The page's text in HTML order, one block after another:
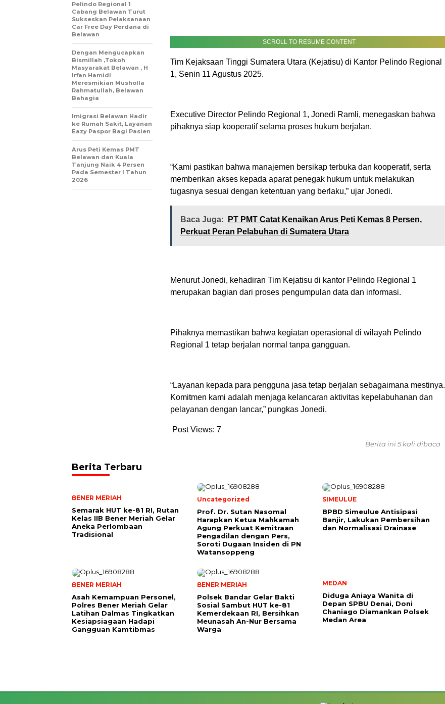
SCROLL TO RESUME CONTENT
Tim Kejaksaan Tinggi Sumatera Utara (Kejatisu) di Kantor Pelindo Regional
1, Senin 11 Agustus 2025.
Executive Director Pelindo Regional 1, Jonedi Ramli, menegaskan bahwa
pihaknya siap kooperatif selama proses hukum berjalan.
“Kami pastikan bahwa manajemen bersikap terbuka dan kooperatif, serta
memberikan akses kepada aparat penegak hukum untuk melakukan
tugasnya sesuai dengan ketentuan yang berlaku,” ujar Jonedi.
Baca Juga:
PT PMT Catat Kenaikan Arus Peti Kemas 8 Persen,
Perkuat Peran Pelabuhan di Sumatera Utara
Menurut Jonedi, kehadiran Tim Kejatisu di kantor Pelindo Regional 1
merupakan bagian dari proses pengumpulan data dan informasi.
Pihaknya memastikan bahwa kegiatan operasional di wilayah Pelindo
Regional 1 tetap berjalan normal tanpa gangguan.
“Layanan kepada para pengguna jasa tetap berjalan sebagaimana mestinya.
Komitmen kami adalah menjaga kelancaran aktivitas kepelabuhanan dan
pelayanan dengan lancar,” pungkas Jonedi.
Post Views: 7
Pelindo Regional 1
Cabang Belawan Turut
Sukseskan Pelaksanaan
Car Free Day Perdana di
Belawan
Dengan Mengucapkan
Bismillah ,Tokoh
Masyarakat Belawan , H
Irfan Hamidi
Meresmikian Musholla
Rahmatullah, Belawan
Bahagia
Imigrasi Belawan Hadir
ke Rumah Sakit, Layanan
Eazy Paspor Bagi Pasien
Arus Peti Kemas PMT
Belawan dan Kuala
Tanjung Naik 4 Persen
Pada Semester I Tahun
2026
Berita ini 5 kali dibaca
Berita Terbaru
BENER MERIAH
Semarak HUT ke-81 RI, Rutan
Kelas IIB Bener Meriah Gelar
Aneka Perlombaan
Tradisional
Uncategorized
Prof. Dr. Sutan Nasomal
Harapkan Ketua Mahkamah
Agung Perkuat Kemitraan
Pengadilan dengan Pers,
Soroti Dugaan Insiden di PN
Watansoppeng
SIMEULUE
BPBD Simeulue Antisipasi
Banjir, Lakukan Pembersihan
dan Normalisasi Drainase
BENER MERIAH
Asah Kemampuan Personel,
Polres Bener Meriah Gelar
Latihan Dalmas Tingkatkan
Kesiapsiagaan Hadapi
Gangguan Kamtibmas
BENER MERIAH
Polsek Bandar Gelar Bakti
Sosial Sambut HUT ke-81
Kemerdekaan RI, Bersihkan
Meunasah An-Nur Bersama
Warga
MEDAN
Diduga Aniaya Wanita di
Depan SPBU Denai, Doni
Chaniago Diamankan Polsek
Medan Area